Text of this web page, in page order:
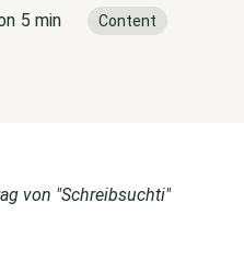
5 min Content
von "Schreibsuchti"